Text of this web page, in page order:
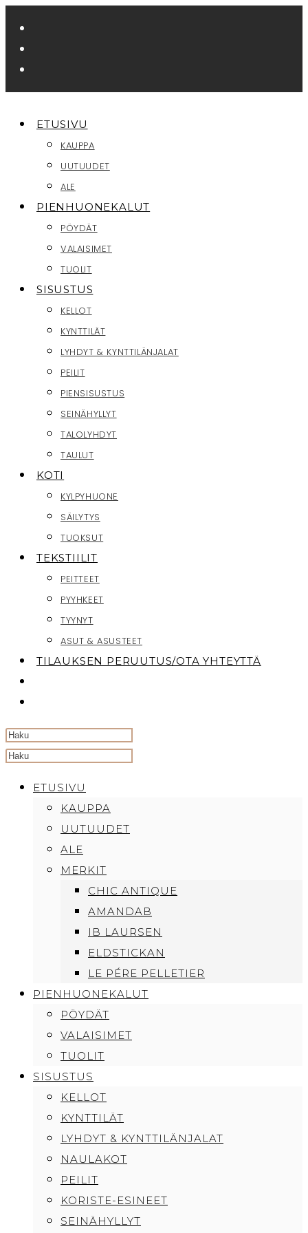
suoraan
sisältöön
ETUSIVU
KAUPPA
UUTUUDET
ALE
PIENHUONEKALUT
PÖYDÄT
VALAISIMET
TUOLIT
SISUSTUS
KELLOT
KYNTTILÄT
LYHDYT & KYNTTILÄNJALAT
PEILIT
PIENSISUSTUS
SEINÄHYLLYT
TALOLYHDYT
TAULUT
KOTI
KYLPYHUONE
SÄILYTYS
TUOKSUT
TEKSTIILIT
PEITTEET
PYYHKEET
TYYNYT
ASUT & ASUSTEET
TILAUKSEN PERUUTUS/OTA YHTEYTTÄ
Search
websiteETUSIVU
KAUPPA
UUTUUDET
ALE
MERKIT
CHIC ANTIQUE
AMANDAB
IB LAURSEN
ELDSTICKAN
LE PÉRE PELLETIER
PIENHUONEKALUT
PÖYDÄT
VALAISIMET
TUOLIT
SISUSTUS
KELLOT
KYNTTILÄT
LYHDYT & KYNTTILÄNJALAT
NAULAKOT
PEILIT
KORISTE-ESINEET
SEINÄHYLLYT